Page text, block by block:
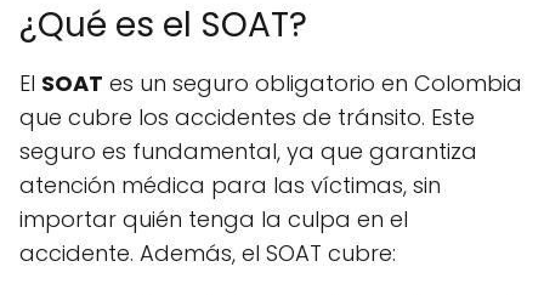
¿Qué es el SOAT?
El SOAT es un seguro obligatorio en Colombia
que cubre los accidentes de tránsito. Este
seguro es fundamental, ya que garantiza
atención médica para las víctimas, sin
importar quién tenga la culpa en el
accidente. Además, el SOAT cubre: